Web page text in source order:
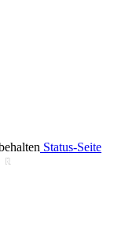
Status-Seite